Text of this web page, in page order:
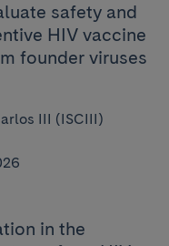
safety and
HIV vaccine
founder viruses
III (ISCIII)
in the